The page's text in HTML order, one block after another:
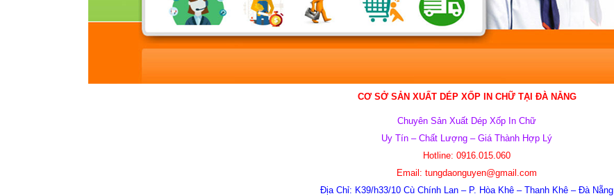
CƠ SỞ SẢN XUẤT DÉP XỐP IN CHỮ TẠI ĐÀ NẴNG
Chuyên Sản Xuất Dép Xốp In Chữ
Uy Tín – Chất Lượng – GiáThành Hợp Lý
Hotline: 0916.015.060
Email: tungdaonguyen@gmail.com
Địa Chỉ: K39/h33/10 Cù Chính Lan – P. Hòa Khê – Thanh Khê – Đà Nẵng